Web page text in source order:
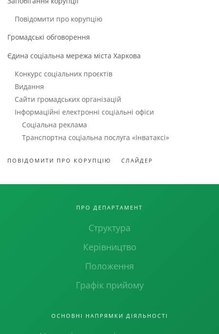
Повідомити про корупцію
Громадські обговорення
Єдина соціальна мережа міста Харкова
Конкурс соціальних проєктів
Видання
Сайти громадських організацій
Інформаційні електронні соціальні офіси
Соціальна реклама
Транспортна соціальна послуга «Інватаксі»
ПОВІДОМИТИ ПРО КОРУПЦІЮ СЛАЙДЕР
ПРО ДЕПАРТАМЕНТ
Структура
Керівництво
Положення
Графік прийому
ОСНОВНІ НАПРЯМКИ ДІЯЛЬНОСТІ